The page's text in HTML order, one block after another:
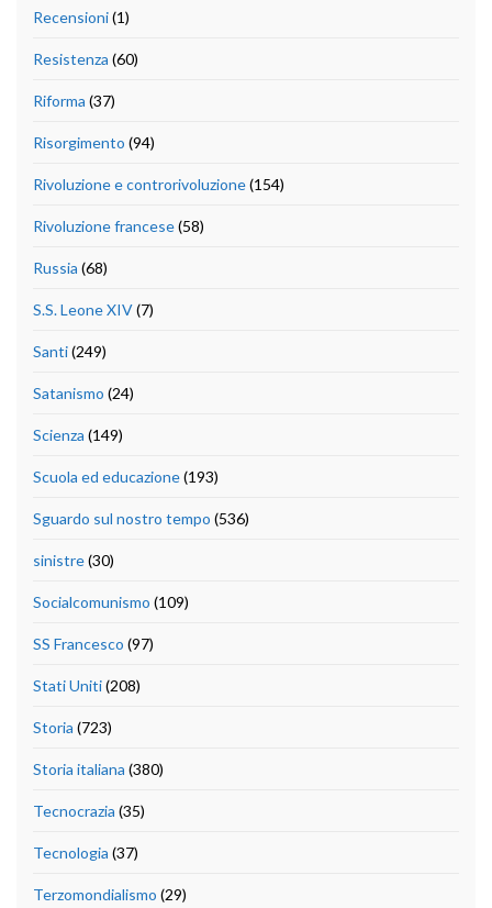
Recensioni(1)
Resistenza (60)
Riforma (37)
Risorgimento (94)
Rivoluzione e controrivoluzione(154)
Rivoluzione francese(58)
Russia (68)
S.S. Leone XIV(7)
Santi(249)
Satanismo (24)
Scienza (149)
Scuola ed educazione(193)
Sguardo sul nostro tempo (536)
sinistre(30)
Socialcomunismo (109)
SS Francesco (97)
Stati Uniti(208)
Storia (723)
Storia italiana (380)
Tecnocrazia (35)
Tecnologia (37)
Terzomondialismo (29)